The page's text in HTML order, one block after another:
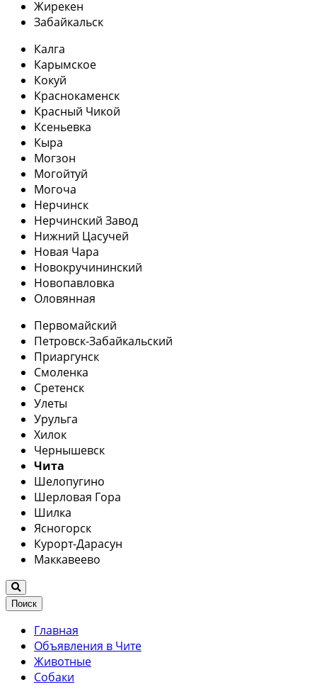
Жирекен
Забайкальск
Калга
Карымское
Кокуй
Краснокаменск
Красный Чикой
Ксеньевка
Кыра
Могзон
Могойтуй
Могоча
Нерчинск
Нерчинский Завод
Нижний Цасучей
Новая Чара
Новокручининский
Новопавловка
Оловянная
Первомайский
Петровск-Забайкальский
Приаргунск
Смоленка
Сретенск
Улеты
Урульга
Хилок
Чернышевск
Чита
Шелопугино
Шерловая Гора
Шилка
Ясногорск
Курорт-Дарасун
Маккавеево
Поиск
Главная
Объявления в Чите
Животные
Собаки